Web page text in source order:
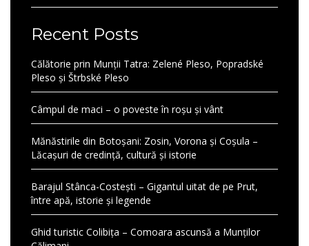
Recent Posts
Călătorie prin Munții Tatra: Zelené Pleso, Popradské
Pleso și Štrbské Pleso
Câmpul de maci – o poveste în roșu și vânt
Mănăstirile din Botoșani: Zosin, Vorona și Coșula –
Lăcașuri de credință, cultură și istorie
Barajul Stânca-Costești – Gigantul uitat de pe Prut,
între apă, istorie și legende
Ghid turistic Colibița – Comoara ascunsă a Munților